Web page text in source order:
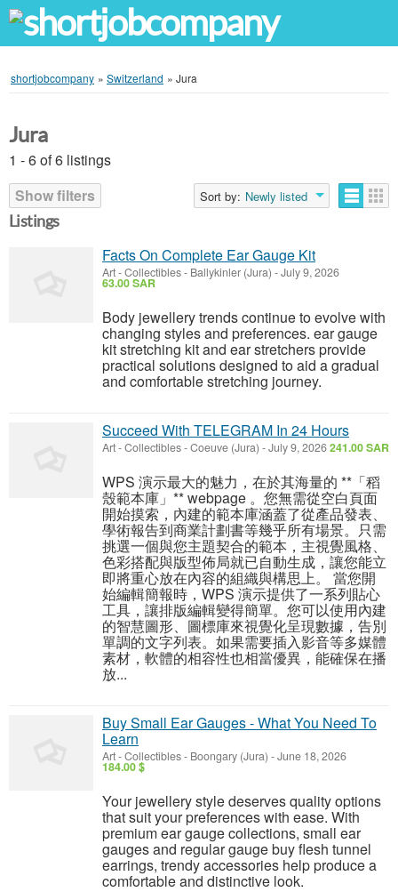
shortjobcompany » Switzerland » Jura
Jura
1 - 6 of 6 listings
Show filters
Sort by: Newly listed
Listings
Facts On Complete Ear Gauge Kit
Art - Collectibles- Ballykinler (Jura) -July 9, 2026
63.00 SAR
Body jewellery trends continue to evolve with
changing styles and preferences. ear gauge
kit stretching kit and ear stretchers provide
practical solutions designed to aid a gradual
and comfortable stretching journey.
Succeed With TELEGRAM In 24 Hours
Art - Collectibles-Coeuve (Jura) -July 9, 2026241.00 SAR
WPS 演示最大的魅力，在於其海量的 **「稻
殼範本庫」** webpage 。您無需從空白頁面
開始摸索，內建的範本庫涵蓋了從產品發表、
學術報告到商業計劃書等幾乎所有場景。只需
挑選一個與您主題契合的範本，主視覺風格、
色彩搭配與版型佈局就已自動生成，讓您能立
即將重心放在內容的組織與構思上。 當您開
始編輯簡報時，WPS 演示提供了一系列貼心
工具，讓排版編輯變得簡單。您可以使用內建
的智慧圖形、圖標庫來視覺化呈現數據，告別
單調的文字列表。如果需要插入影音等多媒體
素材，軟體的相容性也相當優異，能確保在播
放...
Buy Small Ear Gauges - What You Need To
Learn
Art - Collectibles- Boongary (Jura) -June 18, 2026
184.00 $
Your jewellery style deserves quality options
that suit your preferences with ease. With
premium ear gauge collections, small ear
gauges and regular gauge buy flesh tunnel
earrings, trendy accessories help produce a
comfortable and distinctive look.